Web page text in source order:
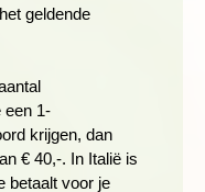
geldende
een 1-
krijgen, dan
€ 40,-. In Italië is
betaalt voor je